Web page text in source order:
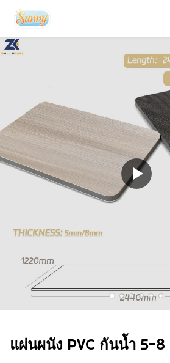
แผ่นผนัง PVC กันน้ำ 5-